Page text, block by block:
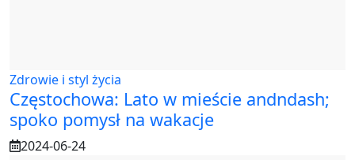
Zdrowie i styl życia
Częstochowa: Lato w mieście andndash;
spoko pomysł na wakacje
2024-06-24